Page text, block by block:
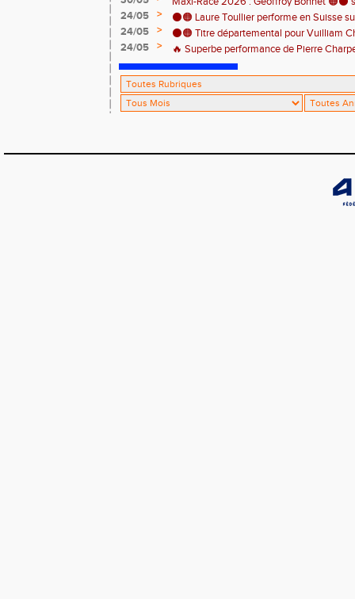
en catégorie M0 sur le Tour du Lac 100
24/05 >
⚫️🟠 Laure Toullier performe en Suisse
24/05
>
⚫️🟠 Titre départemental pour Vuilliam
24/05
>
🔥 Superbe performance de Pierre
Grande montagne